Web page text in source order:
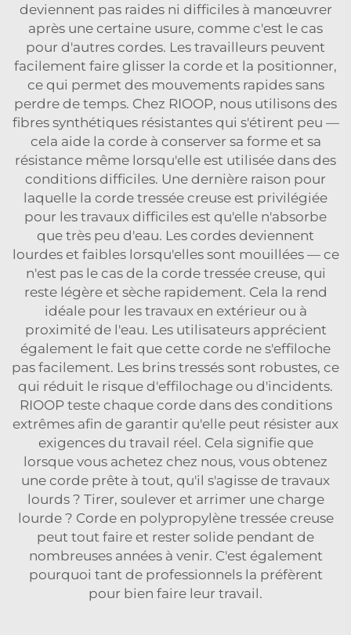
deviennent pas raides ni difficiles à manœuvrer
après une certaine usure, comme c'est le cas
pour d'autres cordes. Les travailleurs peuvent
facilement faire glisser la corde et la positionner,
ce qui permet des mouvements rapides sans
perdre de temps. Chez RIOOP, nous utilisons des
fibres synthétiques résistantes qui s'étirent peu —
cela aide la corde à conserver sa forme et sa
résistance même lorsqu'elle est utilisée dans des
conditions difficiles. Une dernière raison pour
laquelle la corde tressée creuse est privilégiée
pour les travaux difficiles est qu'elle n'absorbe
que très peu d'eau. Les cordes deviennent
lourdes et faibles lorsqu'elles sont mouillées — ce
n'est pas le cas de la corde tressée creuse, qui
reste légère et sèche rapidement. Cela la rend
idéale pour les travaux en extérieur ou à
proximité de l'eau. Les utilisateurs apprécient
également le fait que cette corde ne s'effiloche
pas facilement. Les brins tressés sont robustes, ce
qui réduit le risque d'effilochage ou d'incidents.
RIOOP teste chaque corde dans des conditions
extrêmes afin de garantir qu'elle peut résister aux
exigences du travail réel. Cela signifie que
lorsque vous achetez chez nous, vous obtenez
une corde prête à tout, qu'il s'agisse de travaux
lourds ? Tirer, soulever et arrimer une charge
lourde ? Corde en polypropylène tressée creuse
peut tout faire et rester solide pendant de
nombreuses années à venir. C'est également
pourquoi tant de professionnels la préfèrent
pour bien faire leur travail.